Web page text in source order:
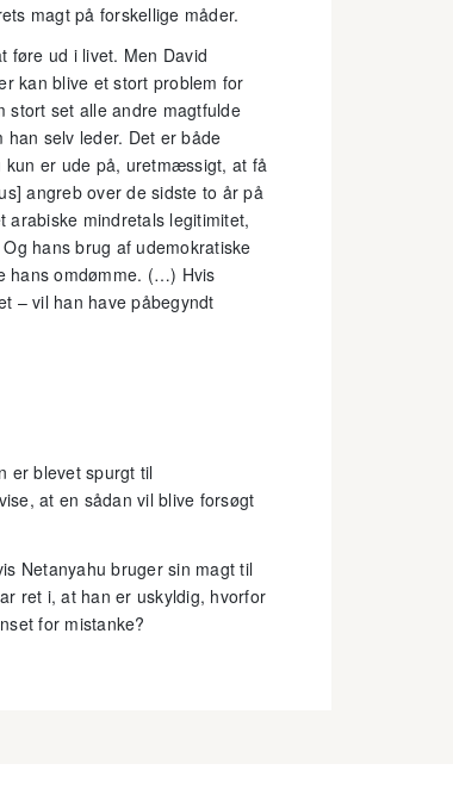
magt på forskellige måder.
føre ud i livet. Men David
kan blive et stort problem for
stort set alle andre magtfulde
selv leder. Det er både
kun er ude på, uretmæssigt, at få
angreb over de sidste to år på
mindretals legitimitet,
hans brug af udemokratiske
hans omdømme. (…) Hvis
– vil han have påbegyndt
er blevet spurgt til
at en sådan vil blive forsøgt
Netanyahu bruger sin magt til
ret i, at han er uskyldig, hvorfor
for mistanke?